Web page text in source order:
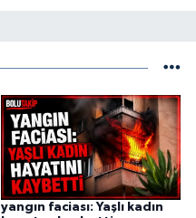
yangın faciası: Yaşlı kadın